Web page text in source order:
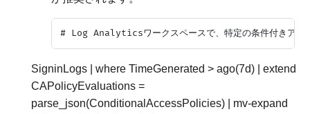
# Log Analyticsワークスペースで、特定の条件付きアク
SigninLogs where TimeGenerated > ago(7d)
extend
CAPolicyEvaluations =
parse_json(ConditionalAccessPolicies)
mv-expand